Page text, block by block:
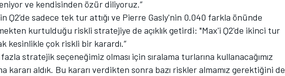
ve kendisinden özür diliyoruz.”
Q2’de sadece tek tur attığı ve Pierre Gasly'nin 0.040 farkla önünde
kurtulduğu riskli stratejiye de açıklık getirdi: "Max'i Q2'de ikinci tur
kesinlikle çok riskli bir karardı.”
stratejik seçeneğimiz olması için sıralama turlarına kullanacağımız
kararı aldık. Bu kararı verdikten sonra bazı riskler almamız gerektiğini de